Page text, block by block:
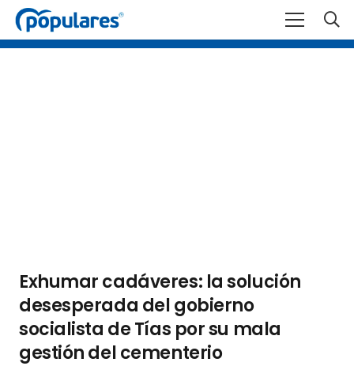
Exhumar cadáveres: la solución
desesperada del gobierno
socialista de Tías por su mala
gestión del cementerio